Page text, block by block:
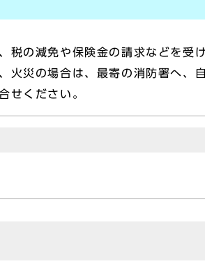
税の減免や保険金の請求などを受
災の場合は、最寄の消防署へ、
せください。